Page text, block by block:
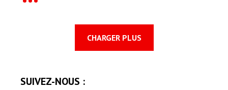
CHARGER PLUS
SUIVEZ-NOUS :